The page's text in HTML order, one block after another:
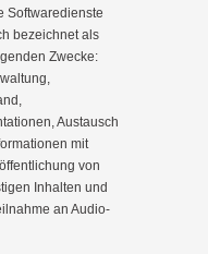
Softwaredienste
bezeichnet als
Zwecke:
Austausch
mit
von
Inhalten und
an Audio-